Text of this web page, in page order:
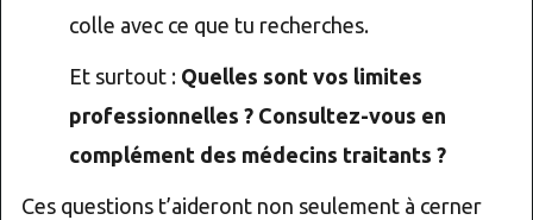
colle avec ce que tu recherches.
Et surtout : Quelles sont vos limites
professionnelles ? Consultez-vous en
complément des médecins traitants ?
Ces questions t’aideront non seulement à cerner